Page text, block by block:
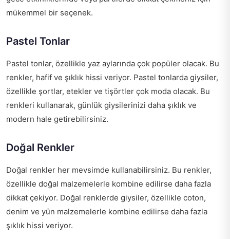
mükemmel bir seçenek.
Pastel Tonlar
Pastel tonlar, özellikle yaz aylarında çok popüler olacak. Bu
renkler, hafif ve şıklık hissi veriyor. Pastel tonlarda giysiler,
özellikle şortlar, etekler ve tişörtler çok moda olacak. Bu
renkleri kullanarak, günlük giysilerinizi daha şıklık ve
modern hale getirebilirsiniz.
Doğal Renkler
Doğal renkler her mevsimde kullanabilirsiniz. Bu renkler,
özellikle doğal malzemelerle kombine edilirse daha fazla
dikkat çekiyor. Doğal renklerde giysiler, özellikle coton,
denim ve yün malzemelerle kombine edilirse daha fazla
şıklık hissi veriyor.